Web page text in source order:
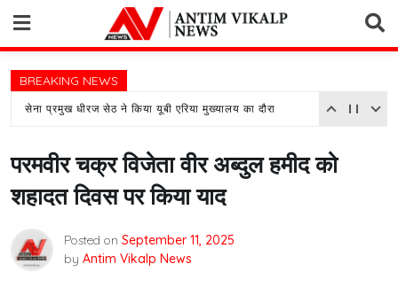
content
BREAKING NEWS
सेना प्रमुख धीरज सेठ ने किया यूबी एरिया मुख्यालय का दौरा
परमवीर चक्र विजेता वीर अब्दुल हमीद को
शहादत दिवस पर किया याद
Posted on September 11, 2025
by Antim Vikalp News